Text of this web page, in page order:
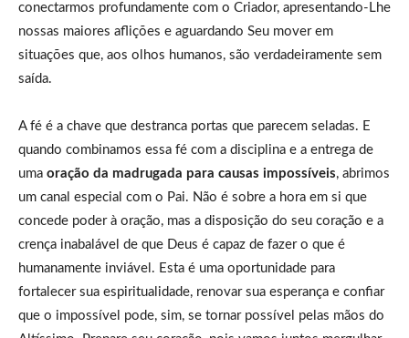
conectarmos profundamente com o Criador, apresentando-Lhe
nossas maiores aflições e aguardando Seu mover em
situações que, aos olhos humanos, são verdadeiramente sem
saída.
A fé é a chave que destranca portas que parecem seladas. E
quando combinamos essa fé com a disciplina e a entrega de
uma oração da madrugada para causas impossíveis, abrimos
um canal especial com o Pai. Não é sobre a hora em si que
concede poder à oração, mas a disposição do seu coração e a
crença inabalável de que Deus é capaz de fazer o que é
humanamente inviável. Esta é uma oportunidade para
fortalecer sua espiritualidade, renovar sua esperança e confiar
que o impossível pode, sim, se tornar possível pelas mãos do